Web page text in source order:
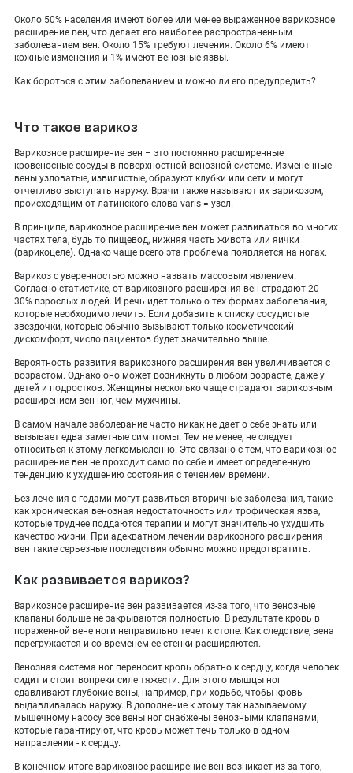
ПОКАЗАТЬ НА КАРТЕ
ADMIN@EXPERTCLINICS.RU
Около 50% населения имеют более или менее выраженное варикозное
расширение вен, что делает его наиболее распространенным
заболеванием вен. Около 15% требуют лечения. Около 6% имеют
кожные изменения и 1% имеют венозные язвы.
Как бороться с этим заболеванием и можно ли его предупредить?
Что такое варикоз
Варикозное расширение вен – это постоянно расширенные
кровеносные сосуды в поверхностной венозной системе. Измененные
вены узловатые, извилистые, образуют клубки или сети и могут
отчетливо выступать наружу. Врачи также называют их варикозом,
происходящим от латинского слова varis = узел.
В принципе, варикозное расширение вен может развиваться во многих
частях тела, будь то пищевод, нижняя часть живота или яички
(варикоцеле). Однако чаще всего эта проблема появляется на ногах.
Варикоз с уверенностью можно назвать массовым явлением.
Согласно статистике, от варикозного расширения вен страдают 20-
30% взрослых людей. И речь идет только о тех формах заболевания,
которые необходимо лечить. Если добавить к списку сосудистые
звездочки, которые обычно вызывают только косметический
дискомфорт, число пациентов будет значительно выше.
Вероятность развития варикозного расширения вен увеличивается с
возрастом. Однако оно может возникнуть в любом возрасте, даже у
детей и подростков. Женщины несколько чаще страдают варикозным
расширением вен ног, чем мужчины.
В самом начале заболевание часто никак не дает о себе знать или
вызывает едва заметные симптомы. Тем не менее, не следует
относиться к этому легкомысленно. Это связано с тем, что варикозное
расширение вен не проходит само по себе и имеет определенную
тенденцию к ухудшению состояния с течением времени.
Без лечения с годами могут развиться вторичные заболевания, такие
как хроническая венозная недостаточность или трофическая язва,
которые труднее поддаются терапии и могут значительно ухудшить
качество жизни. При адекватном лечении варикозного расширения
вен такие серьезные последствия обычно можно предотвратить.
Как развивается варикоз?
Варикозное расширение вен развивается из-за того, что венозные
клапаны больше не закрываются полностью. В результате кровь в
пораженной вене ноги неправильно течет к стопе. Как следствие, вена
перегружается и со временем ее стенки расширяются.
Венозная система ног переносит кровь обратно к сердцу, когда человек
сидит и стоит вопреки силе тяжести. Для этого мышцы ног
сдавливают глубокие вены, например, при ходьбе, чтобы кровь
выдавливалась наружу. В дополнение к этому так называемому
мышечному насосу все вены ног снабжены венозными клапанами,
которые гарантируют, что кровь может течь только в одном
направлении - к сердцу.
В конечном итоге варикозное расширение вен возникает из-за того,